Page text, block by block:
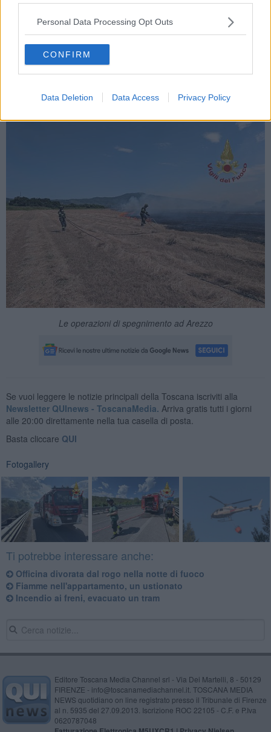
Personal Data Processing Opt Outs
CONFIRM
Data Deletion Data Access Privacy Policy
primo pomeriggio ad Arezzo, in località Mugliano. L'incendio,
stando alle prime stime, ha interessato 10 ettari di terreno, tra
incolto e seminativo, nei pressi della strada provinciale 21. Per
motivi di sicurezza la viabilità è stata interrotta durante le prime fasi
di spegnimento.
Sul posto i vigili del fuoco coadiuvati da 4 squadre del Sistema
e la polizia locale di Arezzo.
Le operazioni di spegnimento ad Arezzo
Se vuoi leggere le notizie principali della Toscana iscriviti alla
Newsletter QUInews - ToscanaMedia. Arriva gratis tutti i giorni
alle 20:00 direttamente nella tua casella di posta.
Basta cliccare QUI
Fotogallery
Ti potrebbe interessare anche:
Officina divorata dal rogo nella notte di fuoco
Fiamme nell'appartamento, un ustionato
Incendio ai freni, evacuato un tram
Editore Toscana Media Channel srl - Via Dei Martelli, 8 - 50129
FIRENZE - info@toscanamediachannel.it. TOSCANA MEDIA
NEWS quotidiano on line registrato presso il Tribunale di Firenze
al n. 5935 del 27.09.2013. Iscrizione ROC 22105 - C.F. e P.Iva
0620787048